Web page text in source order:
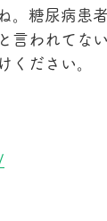
。糖尿病患
言われてな
ください。